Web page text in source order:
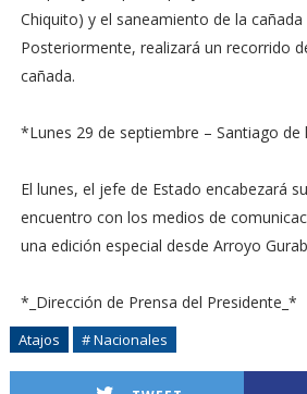
Chiquito) y el saneamiento de la cañada
Posteriormente, realizará un recorrido
cañada.
*Lunes 29 de septiembre – Santiago de
El lunes, el jefe de Estado encabezará
encuentro con los medios de
una edición especial desde Arroyo
*_Dirección de Prensa del Presidente_*
Atajos # Nacionales